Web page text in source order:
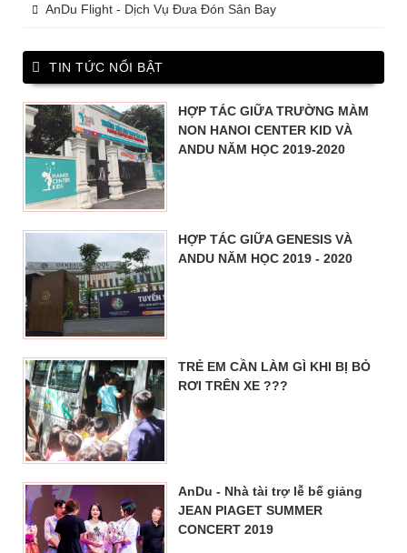
AnDu Flight - Dịch Vụ Đưa Đón Sân Bay
TIN TỨC NỔI BẬT
HỢP TÁC GIỮA TRƯỜNG MÀM
NON HANOI CENTER KID VÀ
ANDU NĂM HỌC 2019-2020
HỢP TÁC GIỮA GENESIS VÀ
ANDU NĂM HỌC 2019 - 2020
TRẺ EM CẦN LÀM GÌ KHI BỊ BỎ
RƠI TRÊN XE ???
AnDu - Nhà tài trợ lễ bế giảng
JEAN PIAGET SUMMER
CONCERT 2019